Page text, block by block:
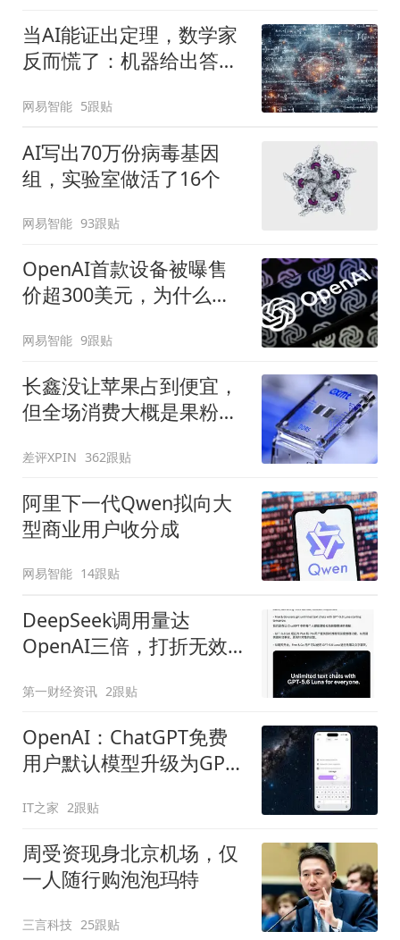
当AI能证出定理，数学家
反而慌了：机器给出答
网易智能 5跟贴
AI写出70万份病毒基因
组，实验室做活了16个
网易智能 93跟贴
OpenAI首款设备被曝售
价超300美元，为什么先
网易智能 9跟贴
长鑫没让苹果占到便宜，
但全场消费大概是果粉买
差评XPIN 362跟贴
阿里下一代Qwen拟向大
型商业用户收分成
网易智能 14跟贴
DeepSeek调用量达
OpenAI三倍，打折无效
第一财经资讯 2跟贴
OpenAI：ChatGPT免费
用户默认模型升级为GPT-
IT之家 2跟贴
周受资现身北京机场，仅
一人随行购泡泡玛特
三言科技 25跟贴